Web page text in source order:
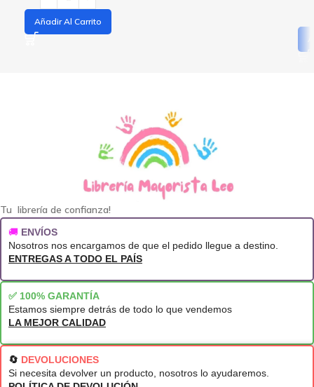
Añadir Al Carrito
Tu librería de confianza!
🚚 ENVÍOS
Nosotros nos encargamos de que el pedido llegue a destino.
ENTREGAS A TODO EL PAÍS
✅ 100% GARANTÍA
Estamos siempre detrás de todo lo que vendemos
LA MEJOR CALIDAD
🔄 DEVOLUCIONES
Si necesita devolver un producto, nosotros lo ayudaremos.